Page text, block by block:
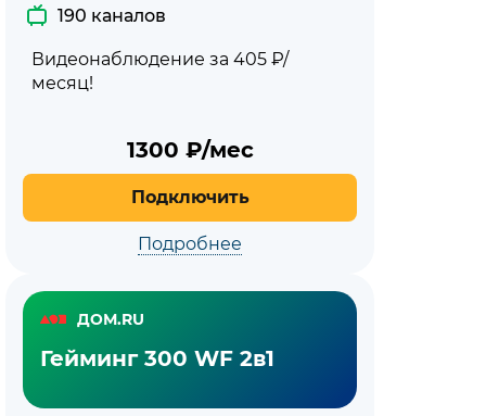
190 каналов
Видеонаблюдение за 405 ₽/
месяц!
1300 ₽/мес
Подключить
Подробнее
ДОМ.RU
Гейминг 300 WF 2в1